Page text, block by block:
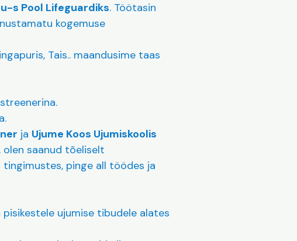
s Pool Lifeguardiks. Töötasin
kogemuse
Tais.. maandusime taas
ja Ujume Koos Ujumiskoolis
olen saanud tõeliselt
pinge all töödes ja
ujumise tibudele alates